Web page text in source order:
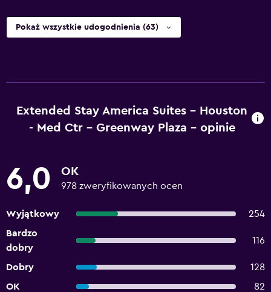
Pokaż wszystkie udogodnienia (63)
Extended Stay America Suites - Houston
- Med Ctr - Greenway Plaza – opinie
6,0 OK
978 zweryfikowanych ocen
Wyjątkowy
254
Bardzo
dobry
116
Dobry
128
OK
82